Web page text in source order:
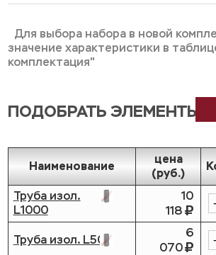
Для выбора набора в новой
значение характеристики в
комплектация"
ПОДОБРАТЬ ЭЛЕМЕНТЫ
Наименование
цена
(руб.)
Труба изол.
L1000
10
118
-
Труба изол. L500
6
070
-